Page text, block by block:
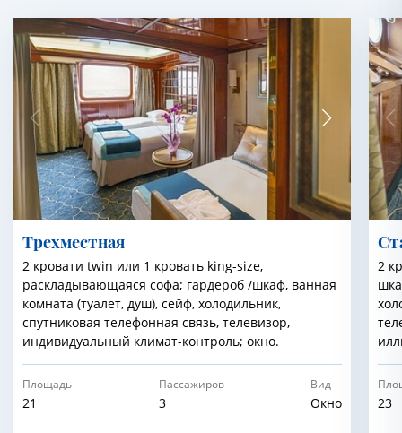
Трехместная
2 кровати twin или 1 кровать king-size,
раскладывающаяся софа; гардероб /шкаф, ванная
комната (туалет, душ), сейф, холодильник,
спутниковая телефонная связь, телевизор,
индивидуальный климат-контроль; окно.
Площадь
21
Пассажиров
3
Вид
Окно
2
23